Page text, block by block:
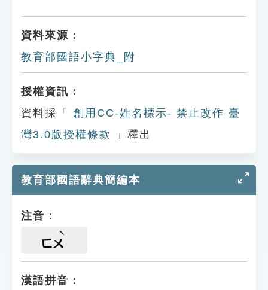
資料來源：
教育部國語小字典_附
授權資訊：
資料採「
創用CC-姓名標示- 禁止改作 臺
灣3.0版授權條款
」釋出
教育部國語辭典簡編本
注音：
ㄈㄨ
漢語拼音：